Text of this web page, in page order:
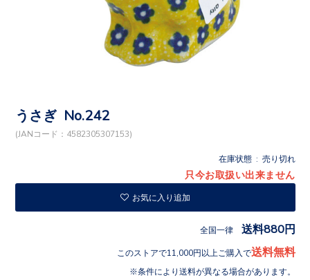
うさぎ No.242
(JANコード：4582305307153)
在庫状態 : 売り切れ
只今お取扱い出来ません
お気に入り追加
全国一律 送料880円
このストアで11,000円以上ご購入で送料無料
条件により送料が異なる場合があります。